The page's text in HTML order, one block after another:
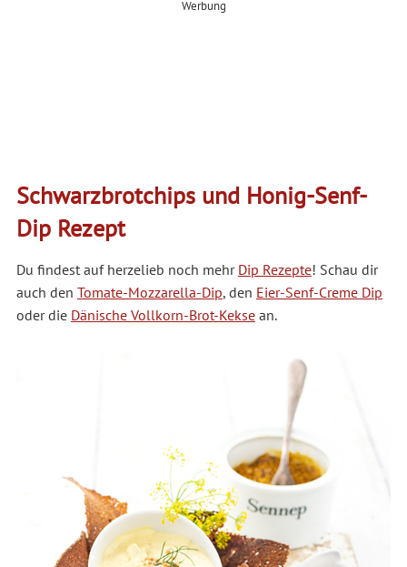
Werbung
Schwarzbrotchips und Honig-Senf-
Dip Rezept
Du findest auf herzelieb noch mehr Dip Rezepte! Schau dir
auch den Tomate-Mozzarella-Dip, den Eier-Senf-Creme Dip
oder die Dänische Vollkorn-Brot-Keksean.